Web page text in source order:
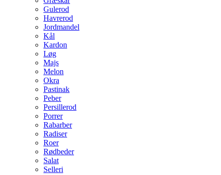
Gulerod
Havrerod
Jordmandel
Kål
Kardon
Løg
Majs
Melon
Okra
Pastinak
Peber
Persillerod
Porrer
Rabarber
Radiser
Roer
Rødbeder
Salat
Selleri